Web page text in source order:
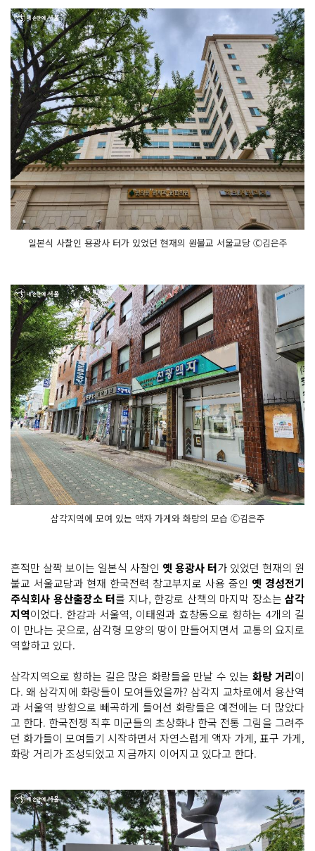
일본식 사찰인 용광사 터가 있었던 현재의 원불교 서울교당 Ⓒ김은주
삼각지역에 모여 있는 액자 가게와 화랑의 모습 Ⓒ김은주
흔적만 살짝 보이는 일본식 사찰인 옛 용광사 터가 있었던 현재의 원
불교 서울교당과 현재 한국전력 창고부지로 사용 중인 옛 경성전기
주식회사 용산출장소 터를 지나, 한강로 산책의 마지막 장소는 삼각
지역이었다. 한강과 서울역, 이태원과 효창동으로 향하는 4개의 길
이 만나는 곳으로, 삼각형 모양의 땅이 만들어지면서 교통의 요지로
역할하고 있다.
삼각지역으로 향하는 길은 많은 화랑들을 만날 수 있는 화랑 거리이
다. 왜 삼각지에 화랑들이 모여들었을까? 삼각지 교차로에서 용산역
과 서울역 방향으로 빼곡하게 들어선 화랑들은 예전에는 더 많았다
고 한다. 한국전쟁 직후 미군들의 초상화나 한국 전통 그림을 그려주
던 화가들이 모여들기 시작하면서 자연스럽게 액자 가게, 표구 가게,
화랑 거리가 조성되었고 지금까지 이어지고 있다고 한다.